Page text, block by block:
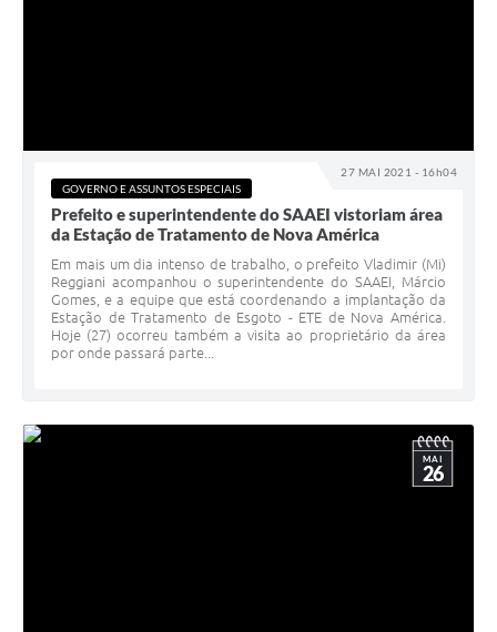
27 MAI 2021 - 16h04
GOVERNO E ASSUNTOS ESPECIAIS
Prefeito e superintendente do SAAEI vistoriam área
da Estação de Tratamento de Nova América
Em mais um dia intenso de trabalho, o prefeito Vladimir (Mi)
Reggiani acompanhou o superintendente do SAAEI, Márcio
Gomes, e a equipe que está coordenando a implantação da
Estação de Tratamento de Esgoto - ETE de Nova América.
Hoje (27) ocorreu também a visita ao proprietário da área
por onde passará parte...
MAI
26